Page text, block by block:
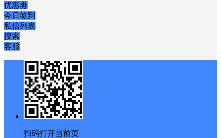
优惠劵
今日签到
私信列表
搜索
客服
扫码打开当前页